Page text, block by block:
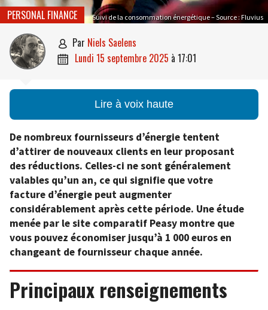
Suivi de la consommation énergétique – Source : Fluvius
PERSONAL FINANCE
 par Niels Saelens
 lundi 15 septembre 2025 à 17:01
Lire à voix haute
De nombreux fournisseurs d’énergie tentent
d’attirer de nouveaux clients en leur proposant
des réductions. Celles-ci ne sont généralement
valables qu’un an, ce qui signifie que votre
facture d’énergie peut augmenter
considérablement après cette période. Une étude
menée par le site comparatif Peasy montre que
vous pouvez économiser jusqu’à 1 000 euros en
changeant de fournisseur chaque année.
Principaux renseignements